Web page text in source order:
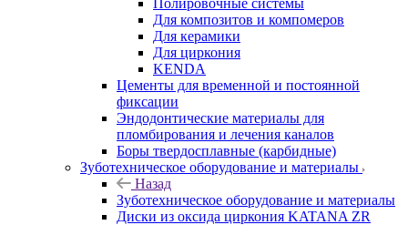
Полировочные системы
Для композитов и компомеров
Для керамики
Для циркония
KENDA
Цементы для временной и постоянной
фиксации
Эндодонтические материалы для
пломбирования и лечения каналов
Боры твердосплавные (карбидные)
Зуботехническое оборудование и материалы
Назад
Зуботехническое оборудование и материалы
Диски из оксида циркония KATANA ZR